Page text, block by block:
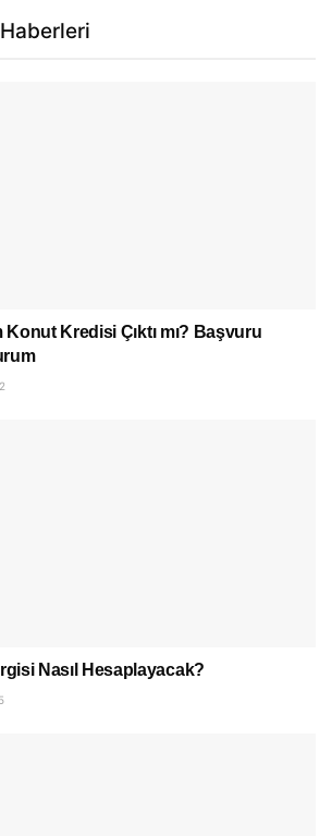
Konut Kredisi Çıktı mı? Başvuru
Nasıl Hesaplayacak?